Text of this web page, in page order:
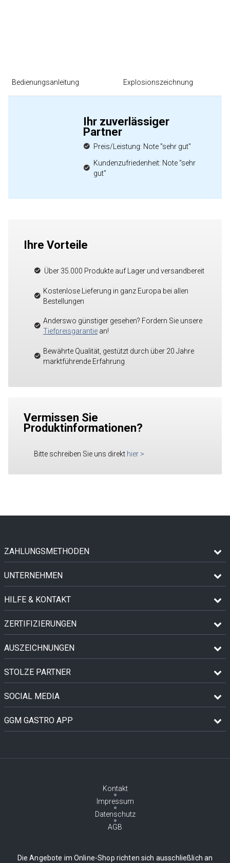
Bedienungsanleitung Explosionszeichnung
Ihr zuverlässiger
Partner
Preis/Leistung: Note "sehr gut"
Kundenzufriedenheit: Note "sehr
gut"
Ihre Vorteile
Über 35.000 Produkte auf Lager und versandbereit
Kostenlose Lieferung in ganz Europa bei allen
Bestellungen
Anderswo günstiger gesehen? Fordern Sie unsere
Tiefpreisgarantie an!
Bewährte Qualität, gestützt durch über 20 Jahre
marktführende Erfahrung
Vermissen Sie
Produktinformationen?
Bitte schreiben Sie uns direkt hier >
ZAHLUNGSMETHODEN
UNTERNEHMEN
HILFE & KONTAKT
ZERTIFIZIERUNGEN
AUSZEICHNUNGEN
STOLZE PARTNER
SOCIAL MEDIA
GGM GASTRO APP
Kontakt
Impressum
Datenschutz
AGB
Die Angebote im Online-Shop richten sich ausschließlich an